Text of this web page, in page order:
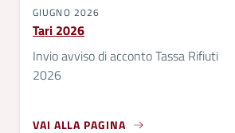
GIUGNO 2026
Tari 2026
Invio avviso di acconto Tassa Rifiuti
2026
VAI ALLA PAGINA